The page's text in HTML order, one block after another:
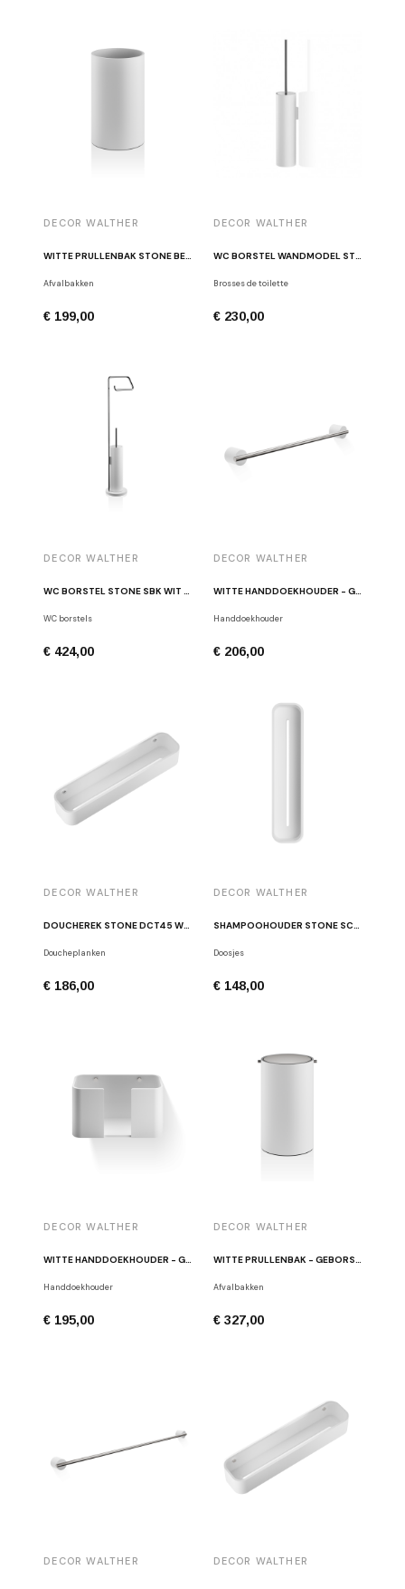
DECOR WALTHER
WITTE PRULLENBAK STONE BEOD
Afvalbakken
€ 199,00
DECOR WALTHER
WC BORSTEL WANDMODEL STONE WBG WIT / CHROOM
Brosses de toilette
€ 230,00
DECOR WALTHER
WC borstels
€ 424,00
DECOR WALTHER
WITTE HANDDOEKHOUDER - GEBORSTELD ROESTVRIJ STAAL STONE HTE45
Handdoekhouder
€ 206,00
DECOR WALTHER
DOUCHEREK STONE DCT45 WIT / GEPOLIST CHROOM
Doucheplanken
€ 186,00
DECOR WALTHER
SHAMPOOHOUDER STONE SCT45 WIT
Doosjes
€ 148,00
DECOR WALTHER
WITTE HANDDOEKHOUDER - GEBORSTELD ROESTVRIJ STAAL STONE WPTB
Handdoekhouder
€ 195,00
DECOR WALTHER
WITTE PRULLENBAK - GEBORSTELD ROESTVRIJ STAAL STONE BEMD
Afvalbakken
€ 327,00
DECOR WALTHER DECOR WALTHER